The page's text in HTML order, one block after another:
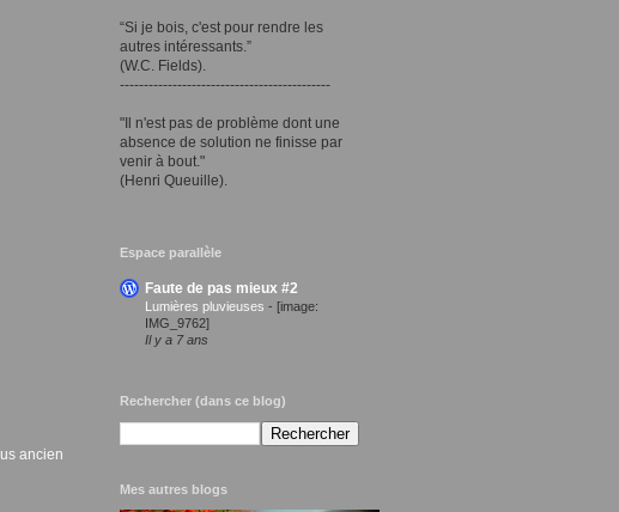
ancien
“Si je bois, c'est pour rendre les
autres intéressants.”
(W.C. Fields).
--------------------------------------------
"Il n'est pas de problème dont une
absence de solution ne finisse par
venir à bout."
(Henri Queuille).
Espace parallèle
Faute de pas mieux #2
Lumières pluvieuses - [image:
IMG_9762]
Il y a 7 ans
Rechercher (dans ce blog)
Mes autres blogs